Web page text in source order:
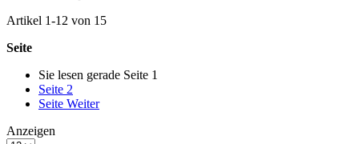
Artikel 1-12 von 15
Seite
Sie lesen gerade Seite 1
Seite 2
Seite Weiter
Anzeigen